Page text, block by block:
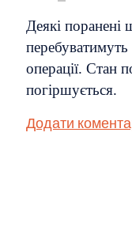
Деякі
перебуватимуть
операції. Стан
погіршується.
Додати